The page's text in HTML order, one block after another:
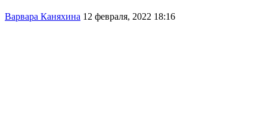
Варвара Каняхина 12 февраля, 2022 18:16